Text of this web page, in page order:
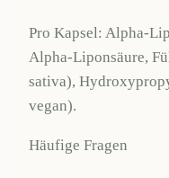
Pro Kapsel: Alpha-
Alpha-Liponsäure,
sativa),
vegan).
Häufige Fragen